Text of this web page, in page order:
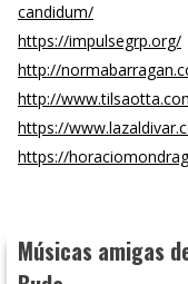
candidum/
https://impulsegrp.org/
http://
http://
https://
https://
Músicas amigas